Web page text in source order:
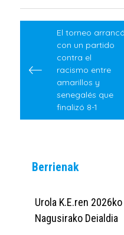
Post
navigationEl torneo arrancó
con un partido
contra el
racismo entre
amarillos y
senegalés que
finalizó 8-1
Berrienak
Urola K.E.ren
Nagusirako Deialdia